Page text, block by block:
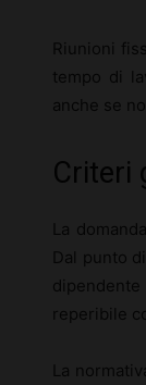
Riunioni
tempo di
anche se
Criteri
La
Dal punto
reperibile
La